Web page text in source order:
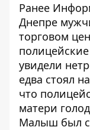
Ранее
Днепре
торговом
увидели
едва стоял
что
матери
Малыш был